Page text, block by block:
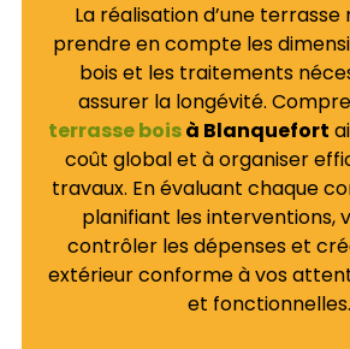
La réalisation d’une
prendre en compte les
bois et les traitements
assurer la longévité.
terrasse boisà Blanquefort
coût global et à organiser
travaux. En évaluant chaque
planifiant les interventions,
contrôler les dépenses et
extérieur conforme à vos
et fonctionnelles.